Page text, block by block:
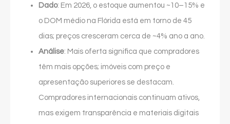
Dado: Em 2026, o estoque aumentou ~10–15% e
o DOM médio na Flórida está em torno de 45
dias; preços cresceram cerca de ~4% ano a ano.
Análise: Mais oferta significa que compradores
têm mais opções; imóveis com preço e
apresentação superiores se destacam.
Compradores internacionais continuam ativos,
mas exigem transparência e materiais digitais